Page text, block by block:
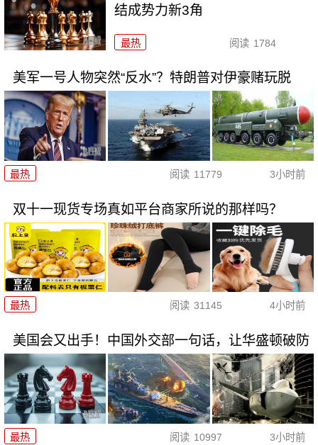
结成势力新3角
最热 阅读 1784
美军一号人物突然“反水”？特朗普对伊豪赌玩脱
最热 阅读 11779 3小时前
双十一现货专场真如平台商家所说的那样吗？
最热 阅读 31145 4小时前
美国会又出手！中国外交部一句话，让华盛顿破防
最热 阅读 10997 3小时前